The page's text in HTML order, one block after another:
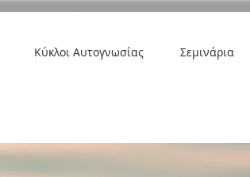
Κύκλοι Αυτογνωσίας Σεμινάρια